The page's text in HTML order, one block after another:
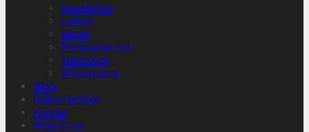
Kesehatan
kuliner
Mode
Perawatan diri
Teknologi
Wiraswasta
Blog
Galeri Gambar
Kontak
Peta Situs